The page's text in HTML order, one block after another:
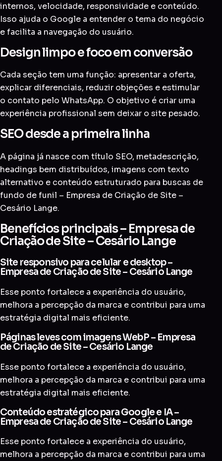
internos, velocidade, responsividade e conteúdo.
Isso ajuda o Google a entender o tema do negócio
e facilita a navegação do usuário.
Design limpo e foco em conversão
Cada seção tem uma função: apresentar a oferta,
explicar diferenciais, reduzir objeções e estimular
o contato pelo WhatsApp. O objetivo é criar uma
experiência profissional sem deixar o site pesado.
SEO desde a primeira linha
A página já nasce com título SEO, metadescrição,
headings bem distribuídos, imagens com texto
alternativo e conteúdo estruturado para buscas de
fundo de funil – Empresa de Criação de Site –
Cesário Lange.
Benefícios principais – Empresa de
Criação de Site – Cesário Lange
Site responsivo para celular e desktop –
Empresa de Criação de Site – Cesário Lange
Esse ponto fortalece a experiência do usuário,
melhora a percepção da marca e contribui para uma
estratégia digital mais eficiente.
Páginas leves com imagens WebP – Empresa
de Criação de Site – Cesário Lange
Esse ponto fortalece a experiência do usuário,
melhora a percepção da marca e contribui para uma
estratégia digital mais eficiente.
Conteúdo estratégico para Google e IA –
Empresa de Criação de Site – Cesário Lange
Esse ponto fortalece a experiência do usuário,
melhora a percepção da marca e contribui para uma